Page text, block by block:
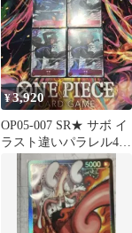
¥3,920
OP05-007 SR★ サボ イ
ラスト違いパラレル4枚
セット